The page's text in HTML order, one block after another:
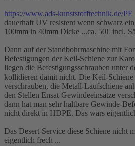
https://www.ads-kunststofftechnik.de/
dauerhaft UV resistent wenn schwarz
100mm in 40mm Dicke ...ca. 50€ incl.
Dann auf der Standbohrmaschine mit
Befestigungen der Keil-Schiene zur
liegen die Befestigungsschrauben unter
kollidieren damit nicht. Die Keil-Schiene
verschrauben, die Metall-Laufschiene
den Stellen Ensat-Gewindeeinsätze
dann hat man sehr haltbare Gewinde-
nicht direkt in HDPE. Das wars
Das Desert-Service diese Schiene nicht
eigentlich frech ...